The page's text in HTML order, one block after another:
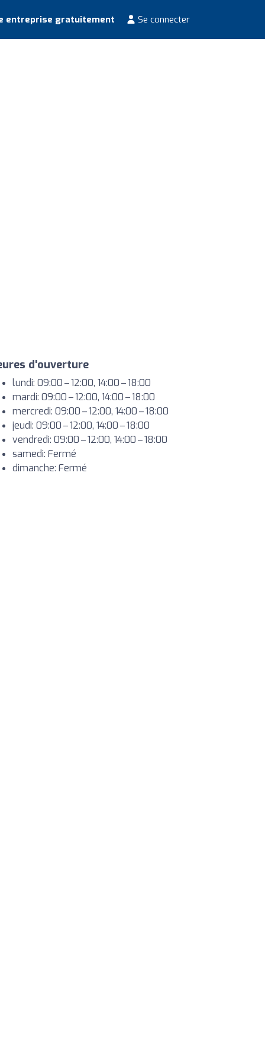
entreprise gratuitement Se connecter
d'ouverture
lundi: 09:00 – 12:00, 14:00 – 18:00
mardi: 09:00 – 12:00, 14:00 – 18:00
mercredi: 09:00 – 12:00, 14:00 – 18:00
jeudi: 09:00 – 12:00, 14:00 – 18:00
vendredi: 09:00 – 12:00, 14:00 – 18:00
samedi: Fermé
dimanche: Fermé